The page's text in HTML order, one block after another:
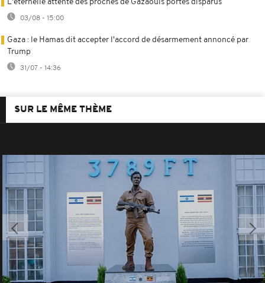
L'éternelle attente des proches de Gazaouis portés disparus
03/08 - 15:00
Gaza : le Hamas dit accepter l'accord de désarmement annoncé par
Trump
31/07 - 14:36
SUR LE MÊME THÈME